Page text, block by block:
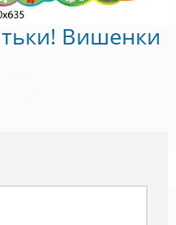
Вишенки